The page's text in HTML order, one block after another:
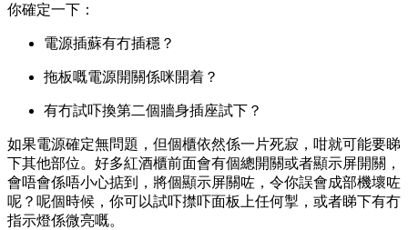
你確定一下：
電源插蘇有冇插穩？
拖板嘅電源開關係咪開着？
有冇試吓換第二個牆身插座試下？
如果電源確定無問題，但個櫃依然係一片死寂，咁就可能要睇
下其他部位。好多紅酒櫃前面會有個總開關或者顯示屏開關，
會唔會係唔小心掂到，將個顯示屏關咗，令你誤會成部機壞咗
呢？呢個時候，你可以試吓㩒吓面板上任何掣，或者睇下有冇
指示燈係微亮嘅。